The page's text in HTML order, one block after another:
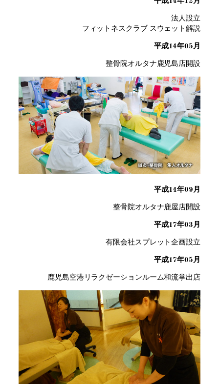
法人設立
フィットネスクラブ スウェット解説
平成14年05月
整骨院オルタナ鹿児島店開設
平成14年09月
整骨院オルタナ鹿屋店開設
平成17年03月
有限会社スプレット企画設立
平成17年05月
鹿児島空港リラクゼーションルーム和流掌出店